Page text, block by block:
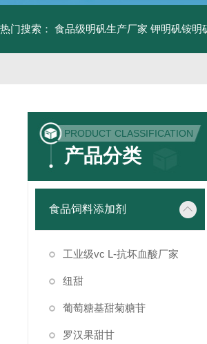
热门搜索： 食品级明矾生产厂家 钾明矾铵明
PRODUCT CLASSIFICATION
产品分类
食品饲料添加剂
工业级vc L-抗坏血酸厂家
纽甜
葡萄糖基甜菊糖苷
罗汉果甜甘